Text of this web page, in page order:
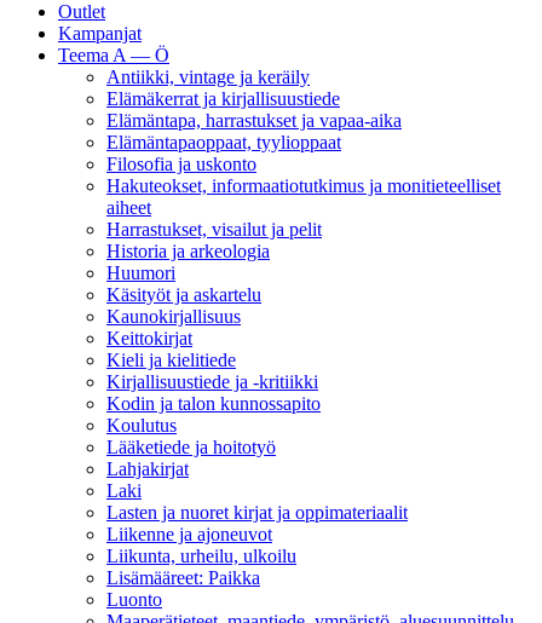
Outlet
Kampanjat
Teema A — Ö
Antiikki, vintage ja keräily
Elämäkerrat ja kirjallisuustiede
Elämäntapa, harrastukset ja vapaa-aika
Elämäntapaoppaat, tyylioppaat
Filosofia ja uskonto
Hakuteokset, informaatiotutkimus ja monitieteelliset
aiheet
Harrastukset, visailut ja pelit
Historia ja arkeologia
Huumori
Käsityöt ja askartelu
Kaunokirjallisuus
Keittokirjat
Kieli ja kielitiede
Kirjallisuustiede ja -kritiikki
Kodin ja talon kunnossapito
Koulutus
Lääketiede ja hoitotyö
Lahjakirjat
Laki
Lasten ja nuoret kirjat ja oppimateriaalit
Liikenne ja ajoneuvot
Liikunta, urheilu, ulkoilu
Lisämääreet: Paikka
Luonto